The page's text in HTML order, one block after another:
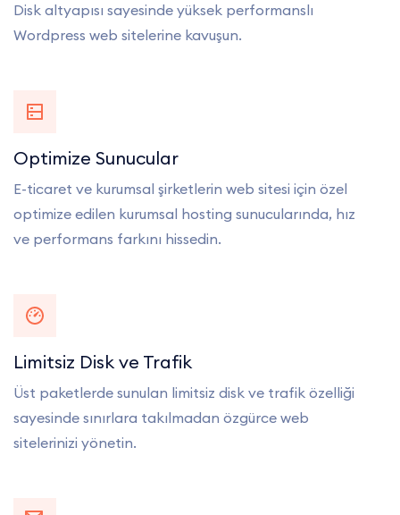
Disk altyapısı sayesinde yüksek performanslı
Wordpress web sitelerine kavuşun.
Optimize Sunucular
E-ticaret ve kurumsal şirketlerin web sitesi için özel
optimize edilen kurumsal hosting sunucularında, hız
ve performans farkını hissedin.
Limitsiz Disk ve Trafik
Üst paketlerde sunulan limitsiz disk ve trafik özelliği
sayesinde sınırlara takılmadan özgürce web
sitelerinizi yönetin.